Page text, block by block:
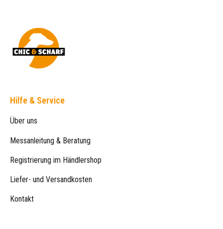
Hilfe & Service
Über uns
Messanleitung & Beratung
Registrierung im Händlershop
Liefer- und Versandkosten
Kontakt